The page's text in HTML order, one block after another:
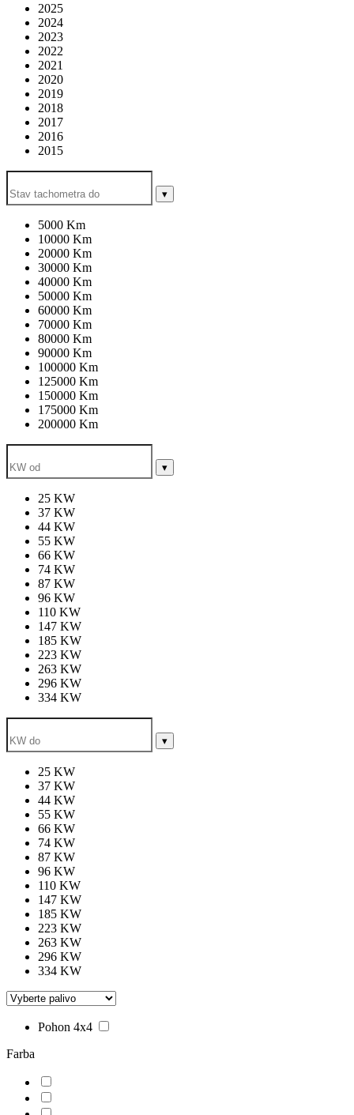
2025
2024
2023
2022
2021
2020
2019
2018
2017
2016
2015
▾
5000 Km
10000 Km
20000 Km
30000 Km
40000 Km
50000 Km
60000 Km
70000 Km
80000 Km
90000 Km
100000 Km
125000 Km
150000 Km
175000 Km
200000 Km
▾
25 KW
37 KW
44 KW
55 KW
66 KW
74 KW
87 KW
96 KW
110 KW
147 KW
185 KW
223 KW
263 KW
296 KW
334 KW
▾
25 KW
37 KW
44 KW
55 KW
66 KW
74 KW
87 KW
96 KW
110 KW
147 KW
185 KW
223 KW
263 KW
296 KW
334 KW
Pohon 4x4
Farba